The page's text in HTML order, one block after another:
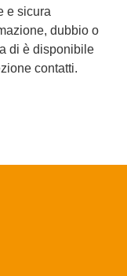
e sicura
dubbio o
di è disponibile
contatti.